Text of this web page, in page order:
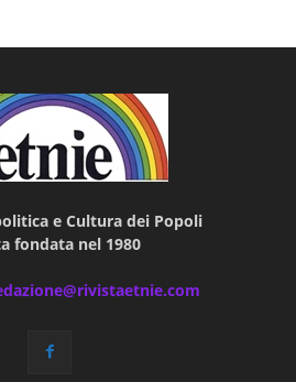
e Cultura dei Popoli
fondata nel 1980